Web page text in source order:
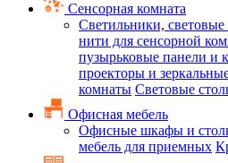
Сенсорная комната
Светильники,
нити для сенсорной
пузырьковые панели и
проекторы и
комнаты Световые
Офисная мебель
Офисные шкафы и
мебель для приемных